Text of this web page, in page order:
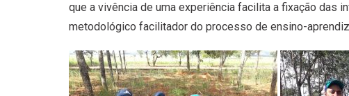
que a vivência de uma experiência facilita a fixação das
metodológico facilitador do processo de ensino-